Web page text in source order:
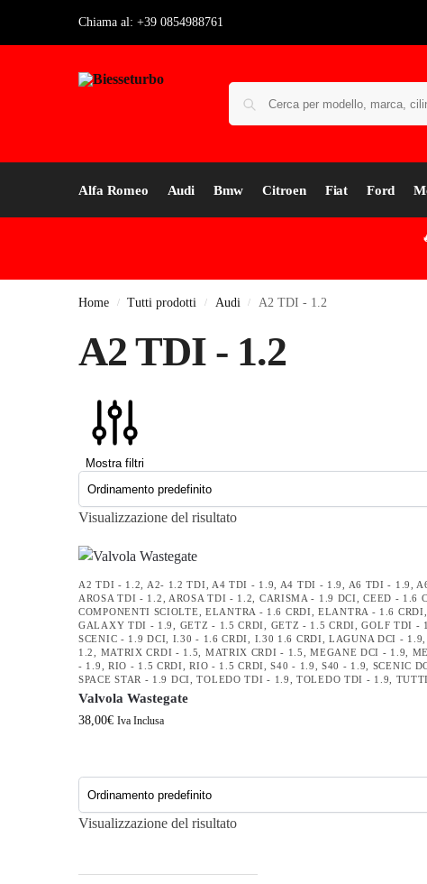
Chiama al: +39 0854988761
Alfa Romeo Audi Bmw Citroen Fiat Ford
Home / Tutti prodotti / Audi / A2 TDI - 1.2
A2 TDI - 1.2
Mostra filtri
Visualizzazione del risultato
A2 TDI - 1.2, A2- 1.2 TDI, A4 TDI - 1.9, A4 TDI - 1.9, A6 TDI - 1.9,
AROSA TDI - 1.2, AROSA TDI - 1.2, CARISMA - 1.9 DCI,CEED - 1.6
COMPONENTI SCIOLTE,ELANTRA - 1.6 CRDI,ELANTRA - 1.6 CRDI
GALAXY TDI - 1.9, GETZ - 1.5 CRDI, GETZ - 1.5 CRDI,GOLF TDI -
SCENIC - 1.9 DCI, I.30 - 1.6 CRDI, I.30 1.6 CRDI,LAGUNA DCI - 1.9,
1.2, MATRIX CRDI - 1.5, MATRIX CRDI - 1.5,MEGANE DCI - 1.9,
- 1.9, RIO - 1.5 CRDI,RIO - 1.5 CRDI,S40 - 1.9,S40 - 1.9, SCENIC
SPACE STAR - 1.9 DCI,TOLEDO TDI - 1.9,TOLEDO TDI - 1.9,
Valvola Wastegate
38,00€ Iva Inclusa
Visualizzazione del risultato